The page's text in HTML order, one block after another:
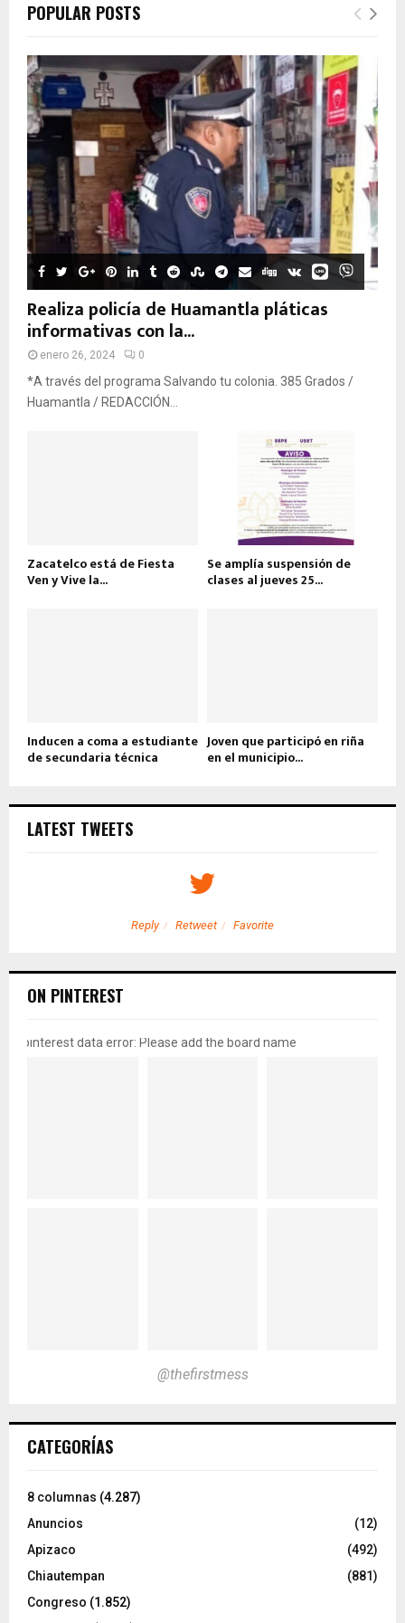
POPULAR POSTS
Realiza policía de Huamantla pláticas
informativas con la...
enero 26, 2024 0
*A través del programa Salvando tu colonia. 385 Grados /
Huamantla / REDACCIÓN...
Zacatelco está de Fiesta
Ven y Vive la...
Se amplía suspensión de
clases al jueves 25...
Inducen a coma a estudiante
de secundaria técnica
Joven que participó en riña
en el municipio...
LATEST TWEETS
Reply Retweet Favorite
ON PINTEREST
pinterest data error: Please add the board name
@thefirstmess
CATEGORÍAS
8 columnas (4.287)
Anuncios
(12)
Apizaco
(492)
Chiautempan
(881)
Congreso (1.852)